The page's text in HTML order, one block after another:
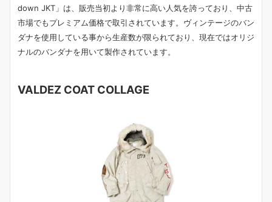
down JKT」は、販売当初より非常に高い人気を誇っており、中古
市場でもプレミアム価格で取引されています。ヴィンテージのバン
ダナを使用している事から生産数が限られており、現在ではオリジ
ナルのバンダナを用いて製作されています。
VALDEZ COAT COLLAGE